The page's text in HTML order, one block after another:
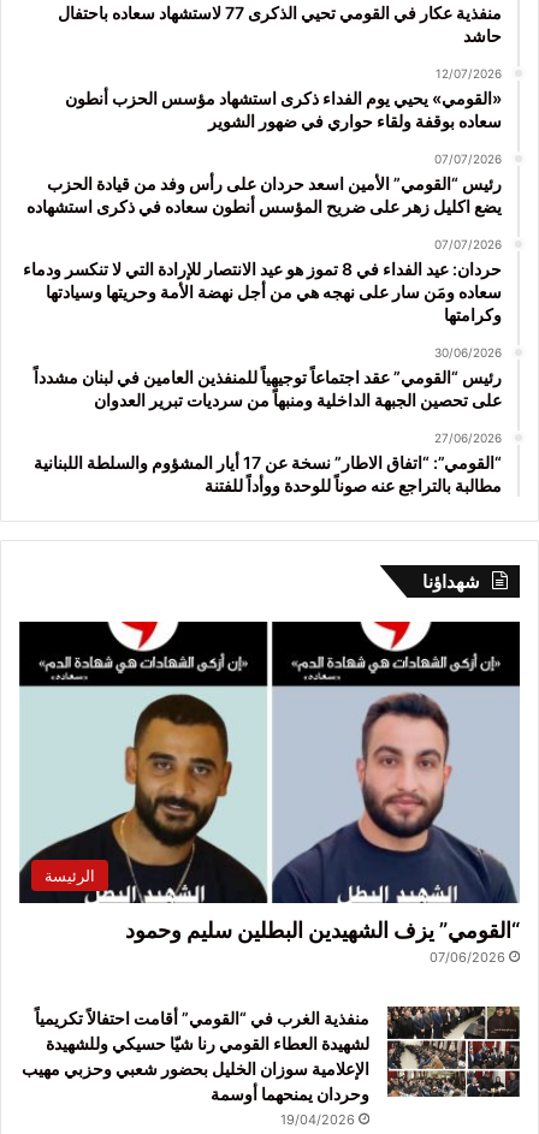
منفذية عكار في القومي تحيي الذكرى 77 لاستشهاد سعاده باحتفال
حاشد
12/07/2026
«القومي» يحيي يوم الفداء ذكرى استشهاد مؤسس الحزب أنطون
سعاده بوقفة ولقاء حواري في ضهور الشوير
07/07/2026
رئيس “القومي” الأمين اسعد حردان على رأس وفد من قيادة الحزب
يضع اكليل زهر على ضريح المؤسس أنطون سعاده في ذكرى استشهاده
07/07/2026
حردان: عيد الفداء في 8 تموز هو عيد الانتصار للإرادة التي لا تنكسر ودماء
سعاده ومَن سار على نهجه هي من أجل نهضة الأمة وحريتها وسيادتها
وكرامتها
30/06/2026
رئيس “القومي” عقد اجتماعاً توجيهياً للمنفذين العامين في لبنان مشدداً
على تحصين الجبهة الداخلية ومنبهاً من سرديات تبرير العدوان
27/06/2026
“القومي”: “اتفاق الاطار” نسخة عن 17 أيار المشؤوم والسلطة اللبنانية
مطالبة بالتراجع عنه صوناً للوحدة ووأداً للفتنة
شهداؤنا
الرئيسة
“القومي” يزف الشهيدين البطلين سليم وحمود
07/06/2026
منفذية الغرب في “القومي” أقامت احتفالاً تكريمياً
لشهيدة العطاء القومي رنا شيّا حسيكي وللشهيدة
الإعلامية سوزان الخليل بحضور شعبي وحزبي مهيب
وحردان يمنحهما أوسمة
19/04/2026